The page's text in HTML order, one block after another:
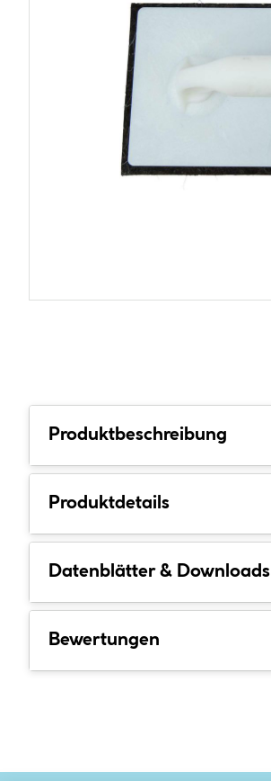
Produktbeschreibung
Produktdetails
Datenblätter & Downloads
Bewertungen